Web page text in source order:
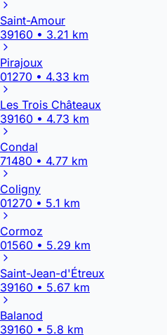
Saint-Amour
39160 • 3.21 km
Pirajoux
01270 • 4.33 km
Les Trois Châteaux
39160 • 4.73 km
Condal
71480 • 4.77 km
Coligny
01270 • 5.1 km
Cormoz
01560 • 5.29 km
Saint-Jean-d'Étreux
39160 • 5.67 km
Balanod
39160 • 5.8 km